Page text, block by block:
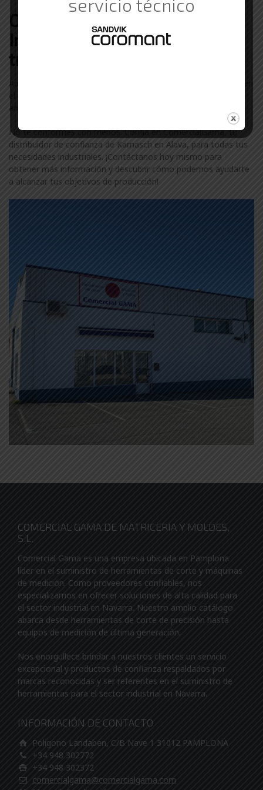
Otras marcas de Suministros
Industriales con las que
trabajamos en Alava
Además de Karnasch, colaboramos con otras marcas líderes en
el sector industrial en Alava. Descubre más sobre nuestra
amplia gama de marcas visitando nuestra
No te conformes con menos. Confía en ComercialGama, tu
distribuidor de confianza de Karnasch en Alava, para todas tus
necesidades industriales. ¡Contáctanos hoy mismo para
obtener más información y descubrir cómo podemos ayudarte
a alcanzar tus objetivos de producción!
COMERCIAL GAMA DE MATRICERIA Y MOLDES,
S.L.
Comercial Gama es una empresa ubicada en Pamplona
líder en el suministro de herramientas de corte y máquinas
de medición. Como proveedores confiables, nos
especializamos en ofrecer soluciones de alta calidad para
el sector industrial en Navarra. Nuestro amplio catálogo
abarca desde herramientas de corte de precisión hasta
equipos de medición de última generación.
Nos enorgullece brindar a nuestros clientes un servicio
excepcional y productos de confianza respaldados por
marcas reconocidas y ser referentes en el suministro de
herramientas para el sector industrial en Navarra.
INFORMACIÓN DE CONTACTO
Poligono Landaben, C/B Nave 1 31012 PAMPLONA
+34 948 302772
+34 948 302372
comercialgama@comercialgama.com
servicio técnico